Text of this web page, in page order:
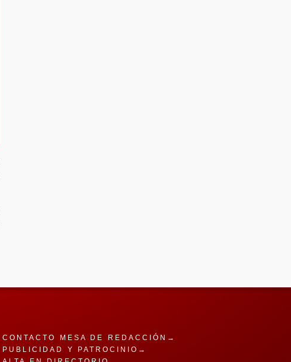
CONTACTO MESA DE REDACCIÓN→
PUBLICIDAD Y PATROCINIO→